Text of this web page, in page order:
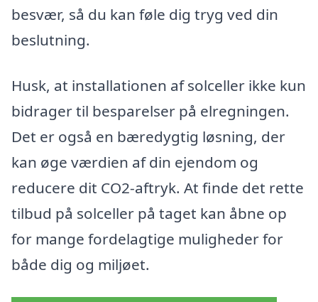
besvær, så du kan føle dig tryg ved din
beslutning.
Husk, at installationen af solceller ikke kun
bidrager til besparelser på elregningen.
Det er også en bæredygtig løsning, der
kan øge værdien af din ejendom og
reducere dit CO2-aftryk. At finde det rette
tilbud på solceller på taget kan åbne op
for mange fordelagtige muligheder for
både dig og miljøet.